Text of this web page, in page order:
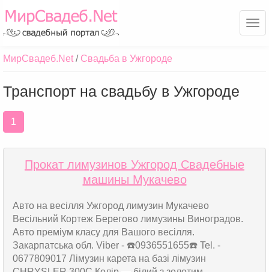
МирСвадеб.Net Свадьба в Ужгороде
Транспорт на свадьбу в Ужгороде
1
Прокат лимузинов Ужгород Свадебные
машины Мукачево
Авто на весілля Ужгород лимузин Мукачево
Весільний Кортеж Берегово лимузины Виноградов.
Авто преміум класу для Вашого весілля.
Закарпатська обл. Viber - ☎️0936551655☎️ Tel. -
0677809017 Лімузин карета на базі лімузин